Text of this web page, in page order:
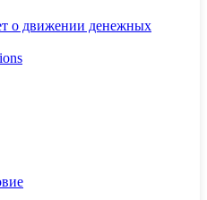
о движении денежных